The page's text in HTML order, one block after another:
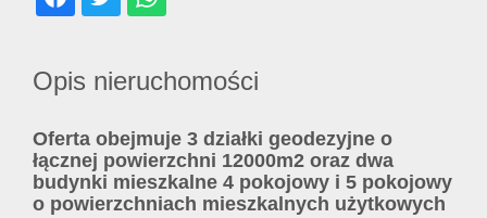
Opis nieruchomości
Oferta obejmuje 3 działki geodezyjne o
łącznej powierzchni 12000m2 oraz dwa
budynki mieszkalne 4 pokojowy i 5 pokojowy
o powierzchniach mieszkalnych użytkowych